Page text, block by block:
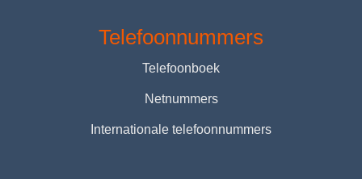
Telefoonnummers
Telefoonboek
Netnummers
Internationale telefoonnummers